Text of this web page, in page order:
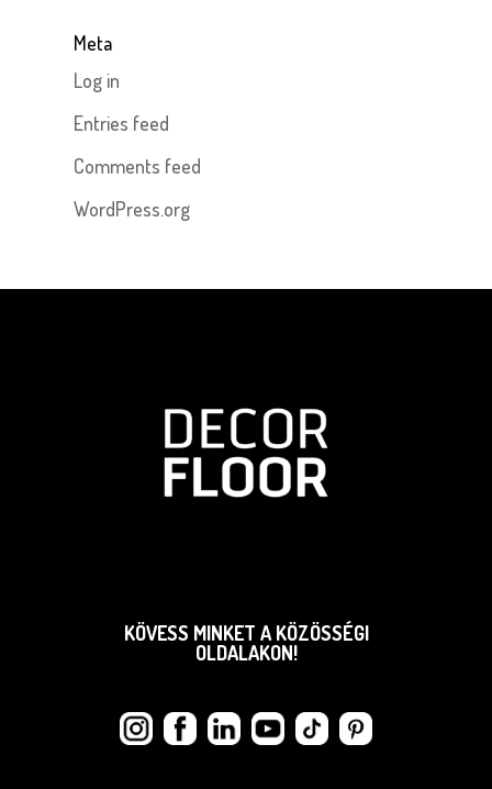
Meta
Log in
Entries feed
Comments feed
WordPress.org
KÖVESS MINKET A KÖZÖSSÉGI
OLDALAKON!